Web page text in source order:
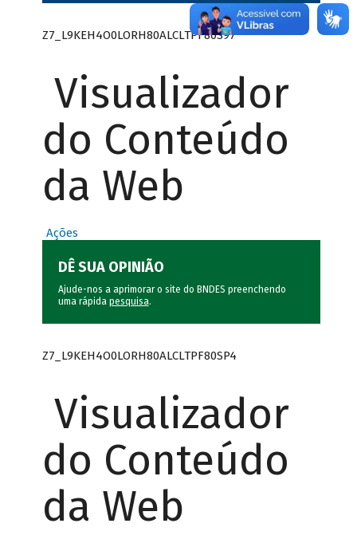
Z7_L9KEH4O0LORH80ALCLTPF80S97
Visualizador
do Conteúdo
da Web
Ações
DÊ SUA OPINIÃO
Ajude-nos a aprimorar o site do BNDES preenchendo
uma rápida pesquisa.
Z7_L9KEH4O0LORH80ALCLTPF80SP4
Visualizador
do Conteúdo
da Web